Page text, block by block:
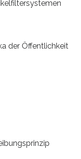
der Öffentlichkeit